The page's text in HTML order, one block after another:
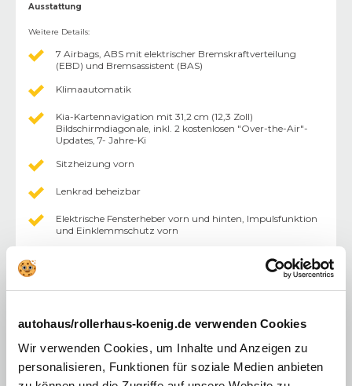
autohaus/rollerhaus-koenig.de verwenden Cookies
Wir verwenden Cookies, um Inhalte und Anzeigen zu
personalisieren, Funktionen für soziale Medien anbieten
Ausstattung
Weitere Details:
7 Airbags, ABS mit elektrischer Bremskraftverteilung
(EBD) und Bremsassistent (BAS)
Klimaautomatik
Kia-Kartennavigation mit 31,2 cm (12,3 Zoll)
Bildschirmdiagonale, inkl. 2 kostenlosen "Over-the-Air"-
Updates, 7- Jahre-Ki
Sitzheizung vorn
Lenkrad beheizbar
Elektrische Fensterheber vorn und hinten, Impulsfunktion
und Einklemmschutz vorn
Fahrmodi wählbar)
Bluetooth-Freisprecheinrichtung mit Spracherkennung
Multifunktionslenkrad